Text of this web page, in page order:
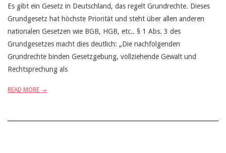
Es gibt ein Gesetz in Deutschland, das regelt Grundrechte. Dieses
Grundgesetz hat höchste Priorität und steht über allen anderen
nationalen Gesetzen wie BGB, HGB, etc.. § 1 Abs. 3 des
Grundgesetzes macht dies deutlich: „Die nachfolgenden
Grundrechte binden Gesetzgebung, vollziehende Gewalt und
Rechtsprechung als
READ MORE →